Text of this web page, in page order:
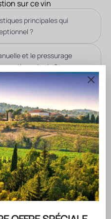
sur ce vin
principales qui
?
et le pressurage
du vin ?
le Sud de la France, le
historique de Cabrières,
genèse géologique.
et le relief collinaire
d’eaux souterraines
alimentation
l’émergence d’une source